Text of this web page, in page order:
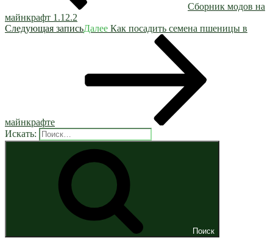
Сборник модов на
майнкрафт 1.12.2
Следующая записьДалее Как посадить семена пшеницы в
майнкрафте
Искать:
Поиск